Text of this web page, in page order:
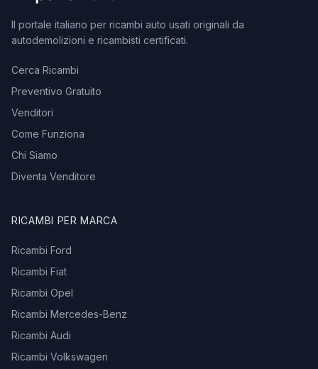
Il portale italiano per ricambi auto usati originali da
autodemolizioni e ricambisti certificati.
Cerca Ricambi
Preventivo Gratuito
Venditori
Come Funziona
Chi Siamo
Diventa Venditore
RICAMBI PER MARCA
Ricambi Ford
Ricambi Fiat
Ricambi Opel
Ricambi Mercedes-Benz
Ricambi Audi
Ricambi Volkswagen